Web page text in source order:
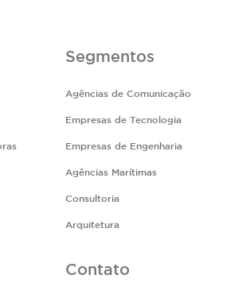
Segmentos
Agências de Comunicação
Empresas de Tecnologia
Empresas de Engenharia
Agências Marítimas
Consultoria
Arquitetura
Contato